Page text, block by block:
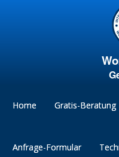
Home Gratis-Beratung
Anfrage-Formular